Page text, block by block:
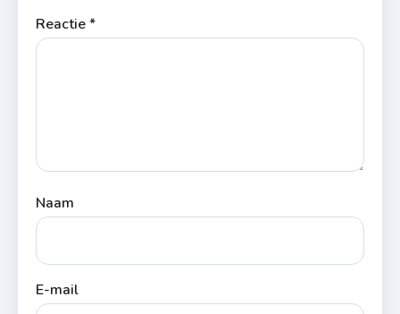
Reactie*
Naam
E-mail